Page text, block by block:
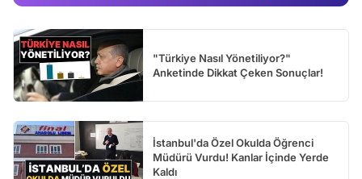
"Türkiye Nasıl Yönetiliyor?"
Anketinde Dikkat Çeken Sonuçlar!
İstanbul'da Özel Okulda Öğrenci
Müdürü Vurdu! Kanlar İçinde Yerde
Kaldı